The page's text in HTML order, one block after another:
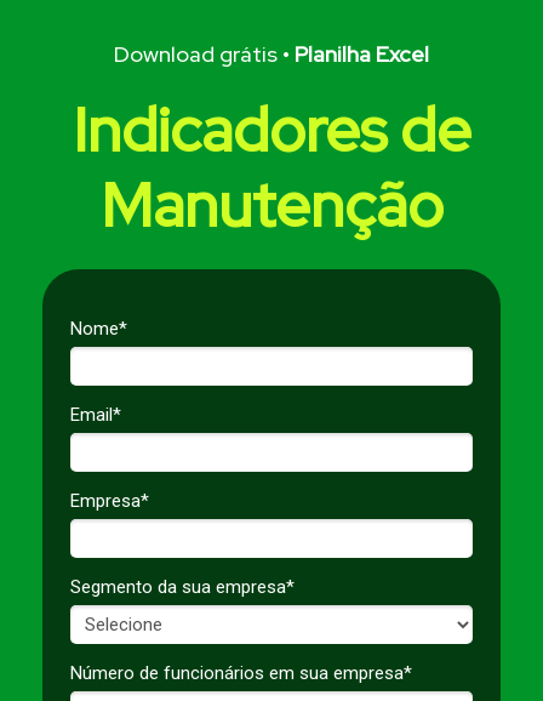
Download grátis • Planilha Excel
Indicadores de
Manutenção
Nome*
Email*
Empresa*
Segmento da sua empresa*
Número de funcionários em sua empresa*